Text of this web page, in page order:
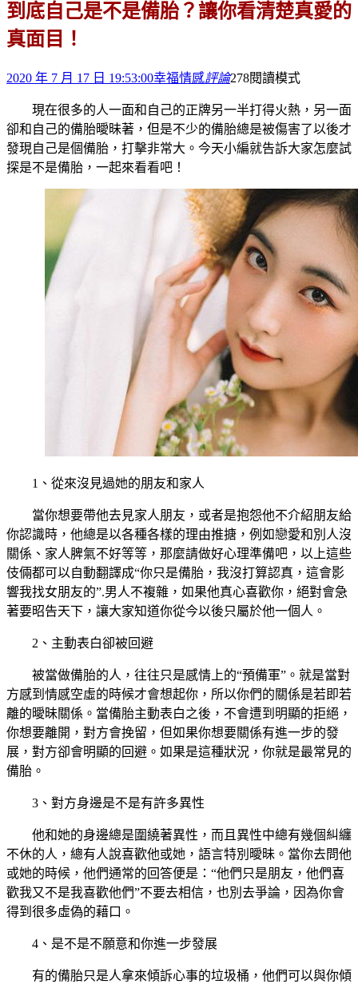
到底自己是不是備胎？讓你看清楚真愛的
真面目！
2020 年 7 月 17 日 19:53:00幸福情感評論278閱讀模式
現在很多的人一面和自己的正牌另一半打得火熱，另一面
卻和自己的備胎曖昧著，但是不少的備胎總是被傷害了以後才
發現自己是個備胎，打擊非常大。今天小編就告訴大家怎麼試
探是不是備胎，一起來看看吧！
1、從來沒見過她的朋友和家人
當你想要帶他去見家人朋友，或者是抱怨他不介紹朋友給
你認識時，他總是以各種各樣的理由推搪，例如戀愛和別人沒
關係、家人脾氣不好等等，那麼請做好心理準備吧，以上這些
伎倆都可以自動翻譯成“你只是備胎，我沒打算認真，這會影
響我找女朋友的”.男人不複雜，如果他真心喜歡你，絕對會急
著要昭告天下，讓大家知道你從今以後只屬於他一個人。
2、主動表白卻被回避
被當做備胎的人，往往只是感情上的“預備軍”。就是當對
方感到情感空虛的時候才會想起你，所以你們的關係是若即若
離的曖昧關係。當備胎主動表白之後，不會遭到明顯的拒絕，
你想要離開，對方會挽留，但如果你想要關係有進一步的發
展，對方卻會明顯的回避。如果是這種狀況，你就是最常見的
備胎。
3、對方身邊是不是有許多異性
他和她的身邊總是圍繞著異性，而且異性中總有幾個糾纏
不休的人，總有人說喜歡他或她，語言特別曖昧。當你去問他
或她的時候，他們通常的回答便是：“他們只是朋友，他們喜
歡我又不是我喜歡他們”不要去相信，也別去爭論，因為你會
得到很多虛偽的藉口。
4、是不是不願意和你進一步發展
有的備胎只是人拿來傾訴心事的垃圾桶，他們可以與你傾